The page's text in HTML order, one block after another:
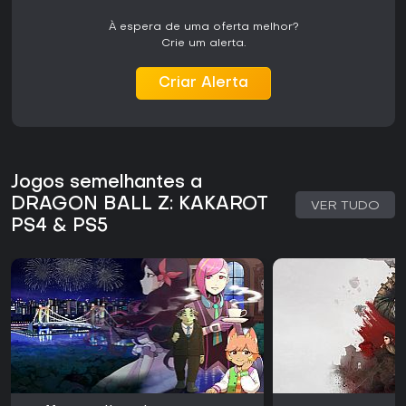
com RPGs dedicados. O jogo oferece uma campanha
single-player completa, com upgrades relevantes e
treinamento e coleta. As atualizações recentes mantêm a
experiência atualizada para quem já jogou, tornando-o
uma boa opção para quem deseja revisitar a jornada dos
À espera de uma oferta melhor?
Crie um alerta.
Criar Alerta
Jogos semelhantes a
DRAGON BALL Z: KAKAROT
PS4 & PS5
VER TUDO